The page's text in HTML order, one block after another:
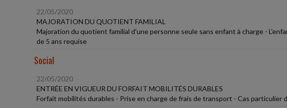
22/05/2020
MAJORATION DU QUOTIENT FAMILIAL
Majoration du quotient familial d'une personne seule sans enfant à charge -
de 5 ans requise
Social
22/05/2020
ENTRÉE EN VIGUEUR DU FORFAIT MOBILITÉS DURABLES
Forfait mobilités durables - Prise en charge de frais de transport - Cas particulier